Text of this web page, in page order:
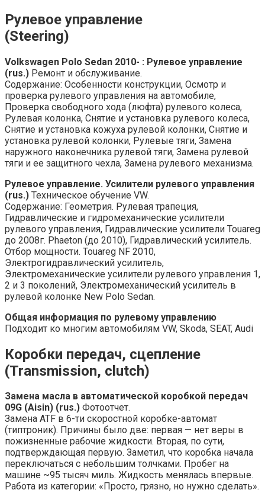
Рулевое управление
(Steering)
Volkswagen Polo Sedan 2010- : Рулевое управление
(rus.) Ремонт и обслуживание.
Содержание: Особенности конструкции, Осмотр и
проверка рулевого управления на автомобиле,
Проверка свободного хода (люфта) рулевого колеса,
Рулевая колонка, Снятие и установка рулевого колеса,
Снятие и установка кожуха рулевой колонки, Снятие и
установка рулевой колонки, Рулевые тяги, Замена
наружного наконечника рулевой тяги, Замена рулевой
тяги и ее защитного чехла, Замена рулевого механизма.
Рулевое управление. Усилители рулевого управления
(rus.) Техническое обучение VW.
Содержание: Геометрия. Рулевая трапеция,
Гидравлические и гидромеханические усилители
рулевого управления, Гидравлические усилители Touareg
до 2008г. Phaeton (до 2010), Гидравлический усилитель.
Отбор мощности. Touareg NF 2010,
Электрогидравлический усилитель,
Электромеханические усилители рулевого управления 1,
2 и 3 поколений, Электромеханический усилитель в
рулевой колонке New Polo Sedan.
Общая информация по рулевому управлению
Подходит ко многим автомобилям VW, Skoda, SEAT, Audi
Коробки передач, сцепление
(Transmission, clutch)
Замена масла в автоматической коробкой передач
09G (Aisin) (rus.) Фотоотчет.
Замена ATF в 6-ти скоростной коробке-автомат
(типтроник). Причины было две: первая — нет веры в
пожизненные рабочие жидкости. Вторая, по сути,
подтверждающая первую. Заметил, что коробка начала
переключаться с небольшим толчками. Пробег на
машине ~95 тысяч миль. Жидкость менялась впервые.
Работа из категории: «Просто, грязно, но нужно сделать».